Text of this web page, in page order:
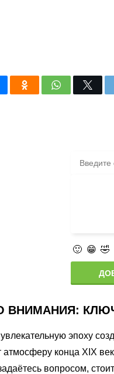
🙂 😁 🤣
ВНИМАНИЯ:
эпоху
конца XIX
вопросом,